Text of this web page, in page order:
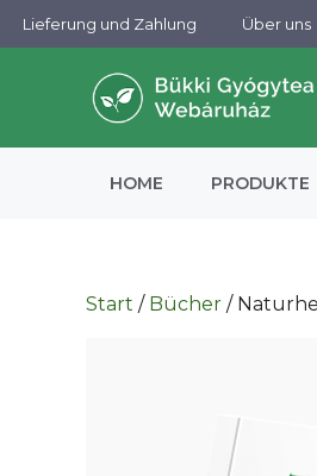
ZumLieferung und Zahlung Über uns
HOME PRODUKTE
Start / Bücher /